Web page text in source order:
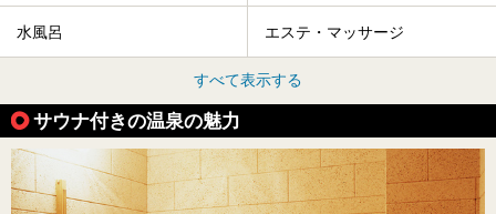
水風呂 エステ・マッサージ
すべて表示する
サウナ付きの温泉の魅力